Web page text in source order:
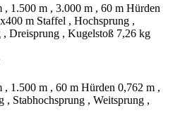
1.500 m , 3.000 m , 60 m Hürden
m Staffel , Hochsprung ,
, Dreisprung , Kugelstoß 7,26 kg
1.500 m , 60 m Hürden 0,762 m ,
Stabhochsprung , Weitsprung ,